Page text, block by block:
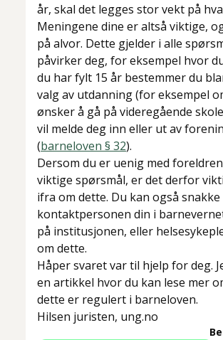
år, skal det legges stor vekt på
Meningene dine er altså viktige,
på alvor. Dette gjelder i alle
påvirker deg, for eksempel hvor
du har fylt 15 år bestemmer du
valg av utdanning (for eksempel
ønsker å gå på videregående
vil melde deg inn eller ut av
(barneloven § 32).
Dersom du er uenig med
viktige spørsmål, er det derfor
ifra om dette. Du kan også snakke
kontaktpersonen din i
på institusjonen, eller
om dette.
Håper svaret var til hjelp for deg.
en artikkel hvor du kan lese mer
dette er regulert i barneloven.
Hilsen juristen, ung.no